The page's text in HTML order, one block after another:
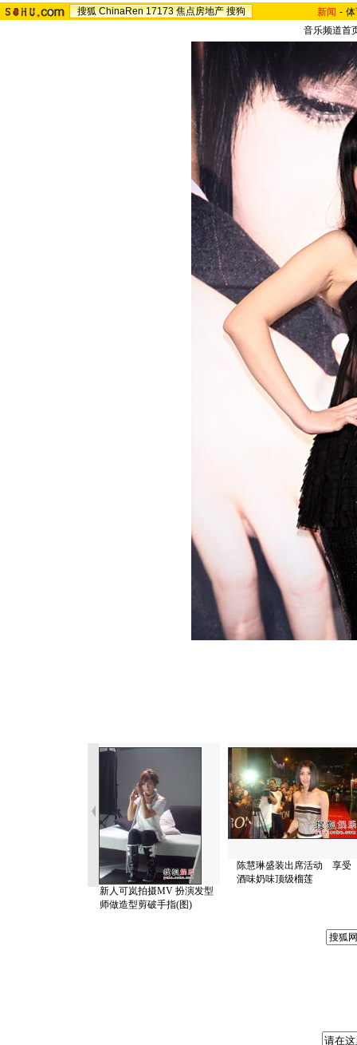
搜狐 ChinaRen 17173 焦点房地产 搜狗 新闻 -
音乐频道首
新人可岚拍摄MV 扮演发型
师做造型剪破手指(图)
陈慧琳盛装出席活动 享受
酒味奶味顶级榴莲